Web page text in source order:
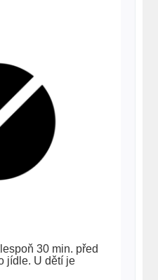
30 min. před
jídle. U dětí je